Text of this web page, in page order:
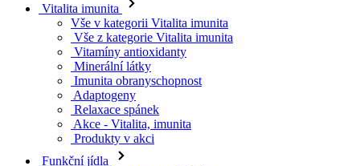
Vitalita imunita
Vše v kategorii Vitalita imunita
Vše z kategorie Vitalita imunita
Vitamíny antioxidanty
Minerální látky
Imunita obranyschopnost
Adaptogeny
Relaxace spánek
Akce - Vitalita, imunita
Produkty v akci
Funkční jídla